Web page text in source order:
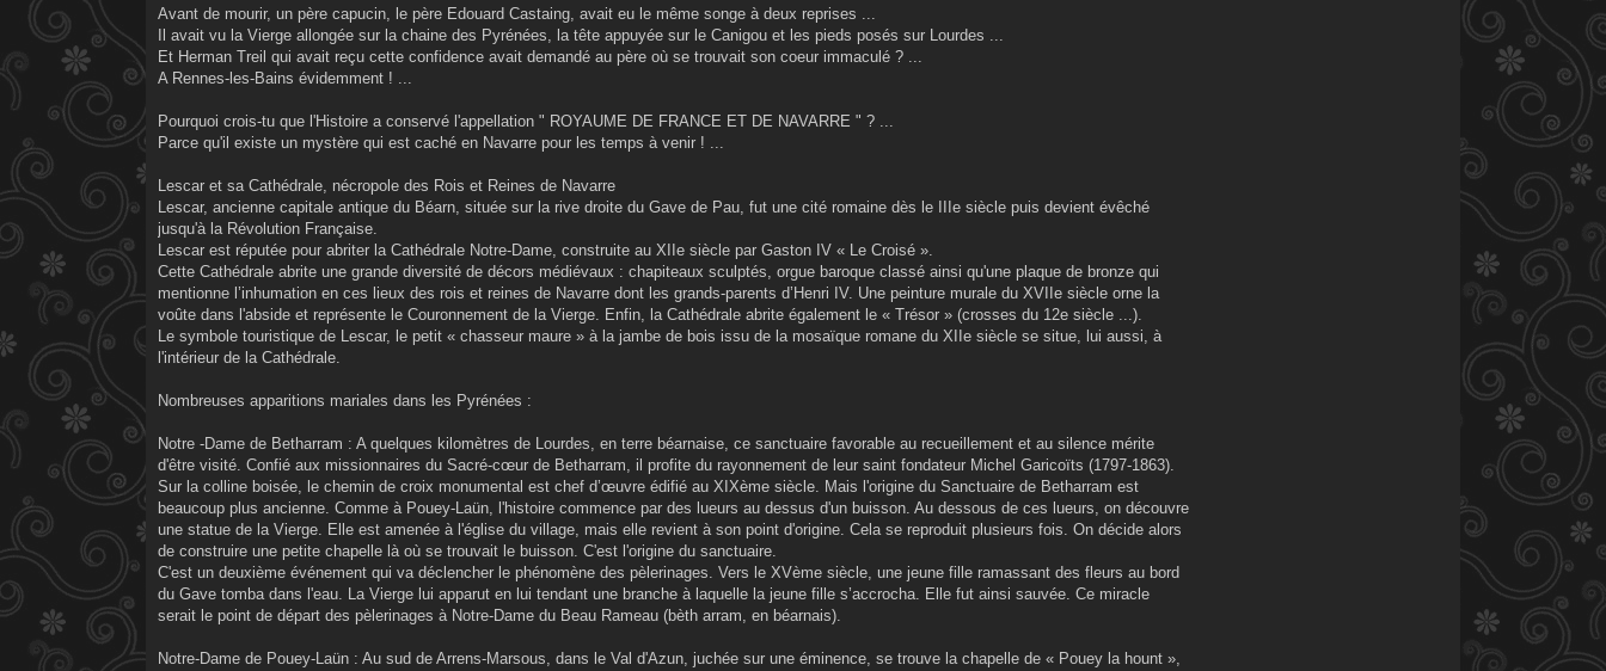
Avant de mourir, un père capucin, le père Edouard Castaing, avait eu le même songe à deux reprises ...
Il avait vu la Vierge allongée sur la chaine des Pyrénées, la tête appuyée sur le Canigou et les pieds posés sur Lourdes ...
Et Herman Treil qui avait reçu cette confidence avait demandé au père où se trouvait son coeur immaculé ? ...
A Rennes-les-Bains évidemment ! ...
Pourquoi crois-tu que l'Histoire a conservé l'appellation " ROYAUME DE FRANCE ET DE NAVARRE " ? ...
Parce qu'il existe un mystère qui est caché en Navarre pour les temps à venir ! ...
Lescar et sa Cathédrale, nécropole des Rois et Reines de Navarre
Lescar, ancienne capitale antique du Béarn, située sur la rive droite du Gave de Pau, fut une cité romaine dès le IIIe siècle puis devient évêché
jusqu'à la Révolution Française.
Lescar est réputée pour abriter la Cathédrale Notre-Dame, construite au XIIe siècle par Gaston IV « Le Croisé ».
Cette Cathédrale abrite une grande diversité de décors médiévaux : chapiteaux sculptés, orgue baroque classé ainsi qu'une plaque de bronze qui
mentionne l’inhumation en ces lieux des rois et reines de Navarre dont les grands-parents d’Henri IV. Une peinture murale du XVIIe siècle orne la
voûte dans l'abside et représente le Couronnement de la Vierge. Enfin, la Cathédrale abrite également le « Trésor » (crosses du 12e siècle ...).
Le symbole touristique de Lescar, le petit « chasseur maure » à la jambe de bois issu de la mosaïque romane du XIIe siècle se situe, lui aussi, à
l'intérieur de la Cathédrale.
Nombreuses apparitions mariales dans les Pyrénées :
Notre -Dame de Betharram : A quelques kilomètres de Lourdes, en terre béarnaise, ce sanctuaire favorable au recueillement et au silence mérite
d'être visité. Confié aux missionnaires du Sacré-cœur de Betharram, il profite du rayonnement de leur saint fondateur Michel Garicoïts (1797-1863).
Sur la colline boisée, le chemin de croix monumental est chef d’œuvre édifié au XIXème siècle. Mais l'origine du Sanctuaire de Betharram est
beaucoup plus ancienne. Comme à Pouey-Laün, l'histoire commence par des lueurs au dessus d'un buisson. Au dessous de ces lueurs, on découvre
une statue de la Vierge. Elle est amenée à l'église du village, mais elle revient à son point d'origine. Cela se reproduit plusieurs fois. On décide alors
de construire une petite chapelle là où se trouvait le buisson. C'est l'origine du sanctuaire.
C'est un deuxième événement qui va déclencher le phénomène des pèlerinages. Vers le XVème siècle, une jeune fille ramassant des fleurs au bord
du Gave tomba dans l'eau. La Vierge lui apparut en lui tendant une branche à laquelle la jeune fille s’accrocha. Elle fut ainsi sauvée. Ce miracle
serait le point de départ des pèlerinages à Notre-Dame du Beau Rameau (bèth arram, en béarnais).
Notre-Dame de Pouey-Laün : Au sud de Arrens-Marsous, dans le Val d'Azun, juchée sur une éminence, se trouve la chapelle de « Pouey la hount »,